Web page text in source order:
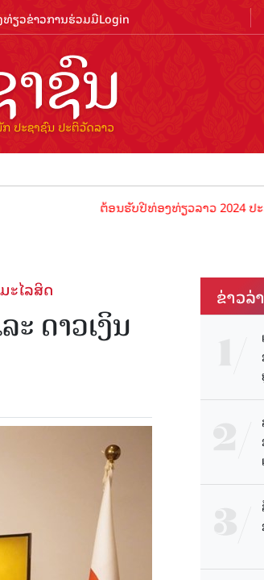
ທ່ຽວຂ່າວການຮ່ວມມືLogin
ຕ້ອນຮັບປີທ່ອງທ່ຽວລາວ 2024 ປະຊາຊົນ
ະໄລສິດ
ດາວເງິນ
ຂ່າວ​ລ່